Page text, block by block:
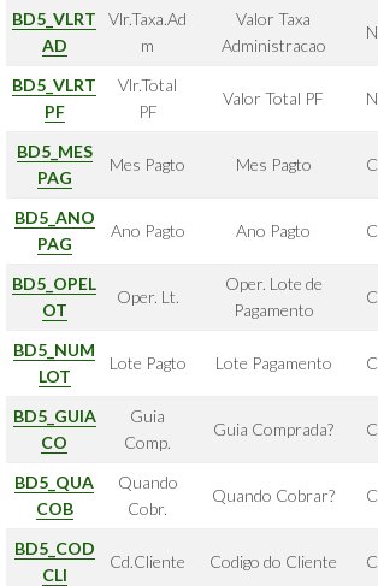
BD5_VLRT
AD
Vlr.Taxa.Ad
m
Valor Taxa
Administracao
N
BD5_VLRT
PF
Vlr.Total
PF
Valor Total PF N
BD5_MES
PAG
Mes Pagto Mes Pagto C
BD5_ANO
PAG
Ano Pagto Ano Pagto C
BD5_OPEL
OT
Oper. Lt.
Oper. Lote de
Pagamento
C
BD5_NUM
LOT
Lote Pagto Lote Pagamento C
BD5_GUIA
CO
Guia
Comp.
Guia Comprada? C
BD5_QUA
COB
Quando
Cobr.
Quando Cobrar? C
BD5_COD
CLI
Cd.Cliente Codigo do Cliente C